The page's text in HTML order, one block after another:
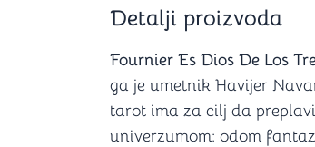
Šah
Domine
Backgammon (Tavla)
Detalji proizvoda
Fournier Es Dios De Los
ga je umetnik Havijer
tarot ima za cilj da
univerzumom: odom